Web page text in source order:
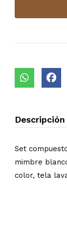
Descripción
Set
mimbre
color, tela